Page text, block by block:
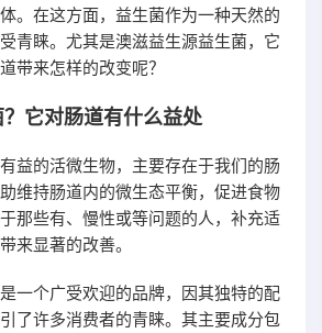
。在这方面，益生菌作为一种天然的
青睐。尤其是澳滋益生源益生菌，它
带来怎样的改变呢？
它对肠道有什么益处
益的活微生物，主要存在于我们的肠
维持肠道内的微生态平衡，促进食物
那些有、慢性或等问题的人，补充适
来显著的改善。
一个广受欢迎的品牌，因其独特的配
了许多消费者的青睐。其主要成分包